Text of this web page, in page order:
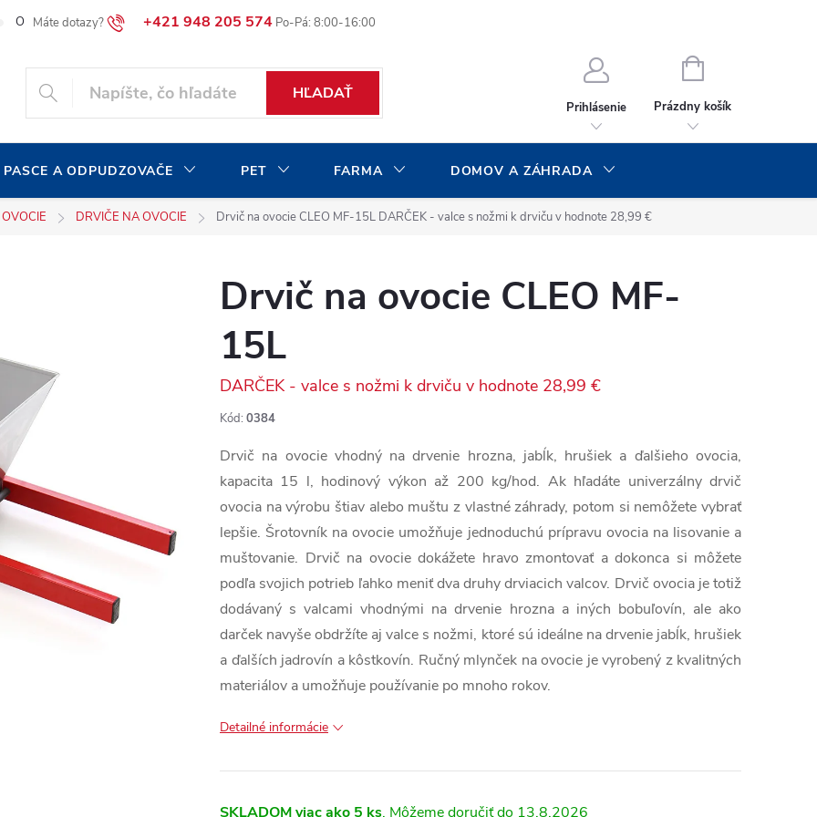
+421 948 205 574
O našej spoločnosti Blog Moja objednávka
HĽADAŤ
Prihlásenie
NÁKUPNÝ
Prázdny košík
A ODPUDZOVAČE PET FARMA DOMOV A ZÁHRADA
DRVIČE NA OVOCIE Drvič na ovocie CLEO MF-15L DARČEK - valce s nožmi k drviču v hodnote 28,99 €
Drvič na ovocie CLEO MF-
15L
DARČEK - valce s nožmi k drviču v hodnote 28,99 €
Kód: 0384
Drvič na ovocie vhodný na drvenie hrozna, jabĺk, hrušiek a ďalšieho ovocia,
kapacita 15 l, hodinový výkon až 200 kg/hod. Ak hľadáte univerzálny drvič
ovocia na výrobu štiav alebo muštu z vlastné záhrady, potom si nemôžete vybrať
lepšie. Šrotovník na ovocie umožňuje jednoduchú prípravu ovocia na lisovanie a
muštovanie. Drvič na ovocie dokážete hravo zmontovať a dokonca si môžete
podľa svojich potrieb ľahko meniť dva druhy drviacich valcov. Drvič ovocia je totiž
dodávaný s valcami vhodnými na drvenie hrozna a iných bobuľovín, ale ako
darček navyše obdržíte aj valce s nožmi, ktoré sú ideálne na drvenie jabĺk, hrušiek
a ďalších jadrovín a kôstkovín. Ručný mlynček na ovocie je vyrobený z kvalitných
materiálov a umožňuje používanie po mnoho rokov.
Detailné informácie
SKLADOMviac ako 5 ks 13.8.2026